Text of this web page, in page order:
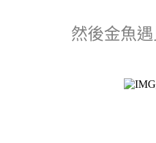
然後金魚